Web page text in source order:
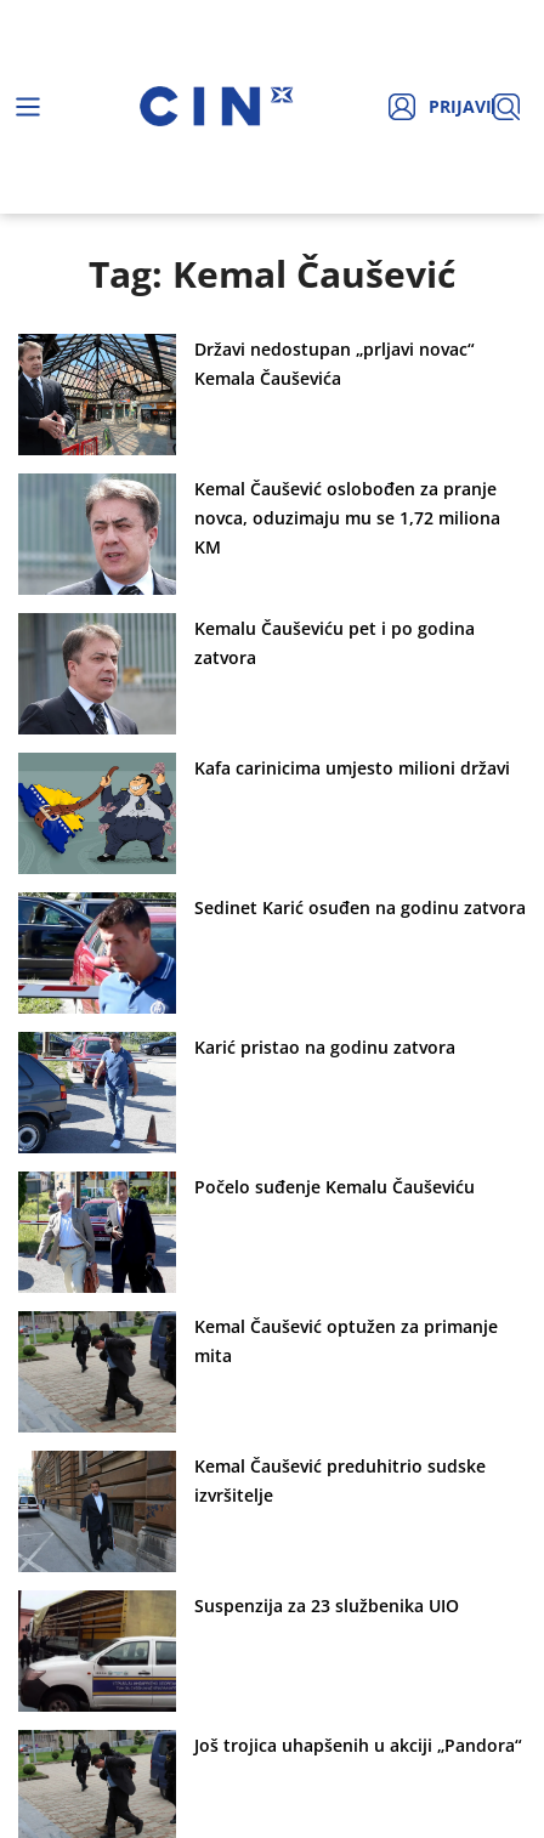
PRIJAVI
Tag: Kemal Čaušević
Državi nedostupan „prljavi novac“
Kemala Čauševića
Kemal Čaušević oslobođen za pranje
novca, oduzimaju mu se 1,72 miliona
KM
Kemalu Čauševiću pet i po godina
zatvora
Kafa carinicima umjesto milioni državi
Sedinet Karić osuđen na godinu zatvora
Karić pristao na godinu zatvora
Počelo suđenje Kemalu Čauševiću
Kemal Čaušević optužen za primanje
mita
Kemal Čaušević preduhitrio sudske
izvršitelje
Suspenzija za 23 službenika UIO
Još trojica uhapšenih u akciji „Pandora“